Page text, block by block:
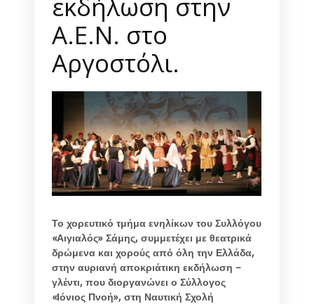
Α.Ε.Ν. στο
Αργοστόλι.
Το χορευτικό τμήμα ενηλίκων του Συλλόγου
«Αιγιαλός» Σάμης, συμμετέχει με θεατρικά
δρώμενα και χορούς από όλη την Ελλάδα,
στην αυριανή αποκριάτικη εκδήλωση –
γλέντι, που διοργανώνει ο Σύλλογος
«Ιόνιος Πνοή», στη Ναυτική Σχολή